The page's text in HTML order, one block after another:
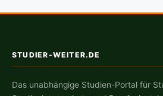
STUDIER-WEITER.DE
Das unabhängige Studien-Portal für